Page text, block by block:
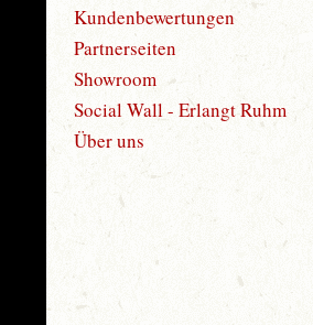
Kundenbewertungen
Partnerseiten
Showroom
Social Wall - Erlangt Ruhm
Über uns